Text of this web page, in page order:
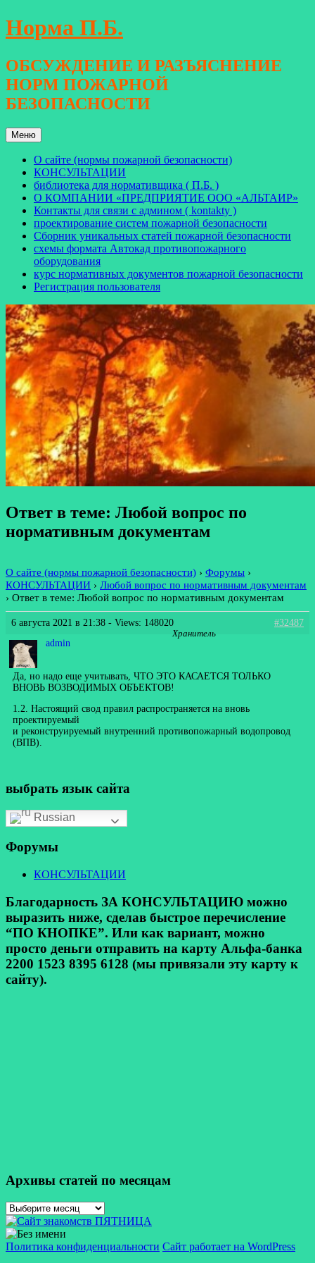
Перейти
к
Норма П.Б.
ОБСУЖДЕНИЕ И РАЗЪЯСНЕНИЕ
НОРМ ПОЖАРНОЙ
БЕЗОПАСНОСТИ
Меню
О сайте (нормы пожарной безопасности)
КОНСУЛЬТАЦИИ
библиотека для нормативщика ( П.Б. )
О КОМПАНИИ «ПРЕДПРИЯТИЕ ООО «АЛЬТАИР»
Контакты для связи с админом ( kontakty )
проектирование систем пожарной безопасности
Сборник уникальных статей пожарной безопасности
схемы формата Автокад противопожарного
оборудования
курс нормативных документов пожарной безопасности
Регистрация пользователя
Ответ в теме: Любой вопрос по
нормативным документам
О сайте (нормы пожарной безопасности) › Форумы ›
КОНСУЛЬТАЦИИ › Любой вопрос по нормативным документам
› Ответ в теме: Любой вопрос по нормативным документам
6 августа 2021 в 21:38 - Views: 148020
#32487
admin
Хранитель
Да, но надо еще учитывать, ЧТО ЭТО КАСАЕТСЯ ТОЛЬКО
ВНОВЬ ВОЗВОДИМЫХ ОБЪЕКТОВ!
1.2. Настоящий свод правил распространяется на вновь
проектируемый
и реконструируемый внутренний противопожарный водопровод
(ВПВ).
выбрать язык сайта
Russian
Форумы
КОНСУЛЬТАЦИИ
Благодарность ЗА КОНСУЛЬТАЦИЮ можно
выразить ниже, сделав быстрое перечисление
“ПО КНОПКЕ”. Или как вариант, можно
просто деньги отправить на карту Альфа-банка
2200 1523 8395 6128 (мы привязали эту карту к
сайту).
Архивы статей по месяцам
Архивы
статей
по
месяцам
Политика конфиденциальности Сайт работает на WordPress